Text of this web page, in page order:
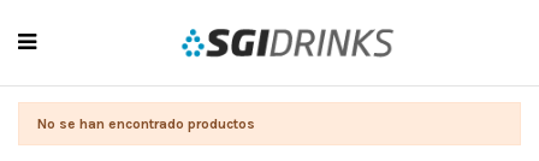
No se han encontrado productos